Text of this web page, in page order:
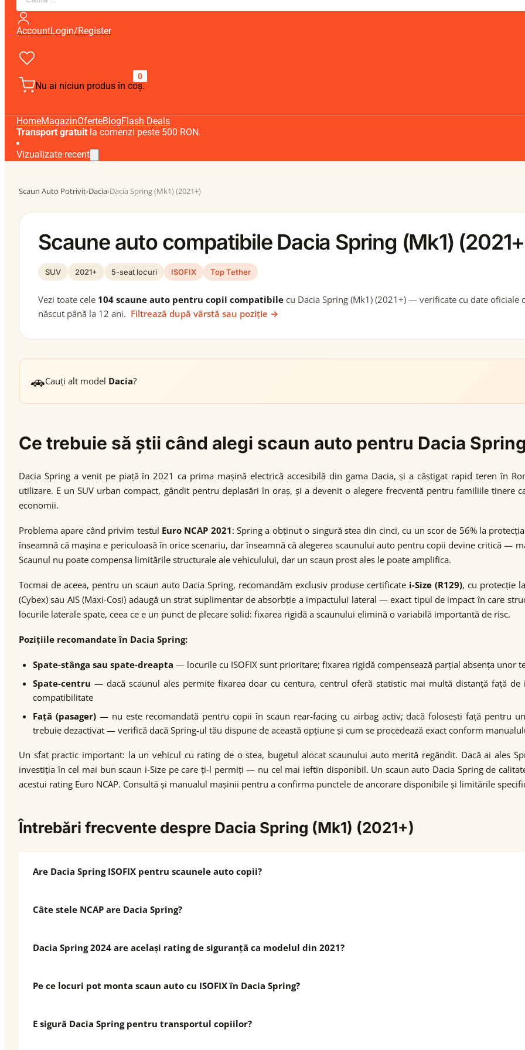
AccountLogin/Register
0
Nu ai niciun produs în coș.
HomeMagazinOferteBlogFlash Deals
Transport gratuit la comenzi peste 500 RON.
Vizualizate recent
Scaun Auto Potrivit›Dacia›Dacia Spring (Mk1) (2021+)
Scaune auto compatibile Dacia Spring (Mk1)
SUV 2021+ 5-seat locuri ISOFIX Top Tether
Vezi toate cele 104 scaune auto pentru copii compatibile cu Dacia Spring (Mk1) (2021+) — verificate cu date oficiale
născut până la 12 ani. Filtrează după vârstă sau poziție →
🚗Cauți alt model Dacia?
Ce trebuie să știi când alegi scaun auto pentru Dacia
Dacia Spring a venit pe piață în 2021 ca prima mașină electrică accesibilă din gama Dacia, și a câștigat rapid teren în
utilizare. E un SUV urban compact, gândit pentru deplasări în oraș, și a devenit o alegere frecventă pentru familiile tinere
economii.
Problema apare când privim testul Euro NCAP 2021: Spring a obținut o singură stea din cinci, cu un scor de 56% la
înseamnă că mașina e periculoasă în orice scenariu, dar înseamnă că alegerea scaunului auto pentru copii devine critică —
Scaunul nu poate compensa limitările structurale ale vehiculului, dar un scaun prost ales le poate amplifica.
Tocmai de aceea, pentru un scaun auto Dacia Spring, recomandăm exclusiv produse certificate i-Size (R129), cu protecție
(Cybex) sau AIS (Maxi-Cosi) adaugă un strat suplimentar de absorbție a impactului lateral — exact tipul de impact în care
locurile laterale spate, ceea ce e un punct de plecare solid: fixarea rigidă a scaunului elimină o variabilă importantă de risc.
Pozițiile recomandate în Dacia Spring:
Spate-stânga sau spate-dreapta — locurile cu ISOFIX sunt prioritare; fixarea rigidă compensează parțial absența unor
Spate-centru — dacă scaunul ales permite fixarea doar cu centura, centrul oferă statistic mai multă distanță față
compatibilitate
Față (pasager)— nu este recomandată pentru copii în scaun rear-facing cu airbag activ; dacă folosești față pentru
trebuie dezactivat — verifică dacă Spring-ul tău dispune de această opțiune și cum se procedează exact conform
Un sfat practic important: la un vehicul cu rating de o stea, bugetul alocat scaunului auto merită regândit. Dacă ai ales
investiția în cel mai bun scaun i-Size pe care ți-l permiți — nu cel mai ieftin disponibil. Un scaun auto Dacia Spring de
acestui rating Euro NCAP. Consultă și manualul mașinii pentru a confirma punctele de ancorare disponibile și limitările
Întrebări frecvente despre Dacia Spring (Mk1) (2021+)
Are Dacia Spring ISOFIX pentru scaunele auto copii?
Câte stele NCAP are Dacia Spring?
Dacia Spring 2024 are același rating de siguranță ca modelul din 2021?
Pe ce locuri pot monta scaun auto cu ISOFIX în Dacia Spring?
E sigură Dacia Spring pentru transportul copiilor?